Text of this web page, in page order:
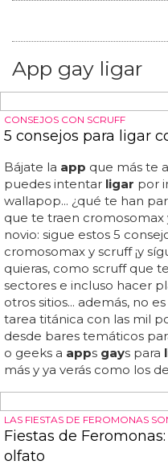
App gay ligar
CONSEJOS CON SCRUFF
5 consejos para ligar
Bájate laapp que más te
puedes intentar ligarpor
wallapop... ¿qué te han
que te traen cromosomax
novio: sigue estos 5
cromosomax y scruff ¡y
quieras, como scruff que
sectores e incluso hacer
otros sitios... además, no